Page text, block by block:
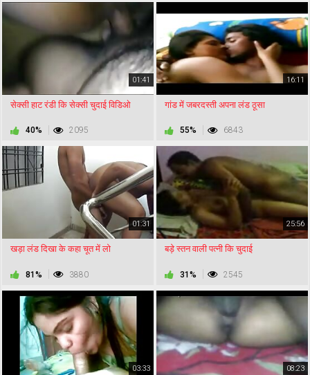
01:41
सेक्सी हाट रंडी कि सेक्सी चुदाई विडिओ
40% 2095
16:11
गांड में जबरदस्ती अपना लंड ठूसा
55% 6843
01:31
खड़ा लंड दिखा के कहा चूत में लो
81% 3880
25:56
बड़े स्तन वाली पत्नी कि चुदाई
31% 2545
03:33 08:23